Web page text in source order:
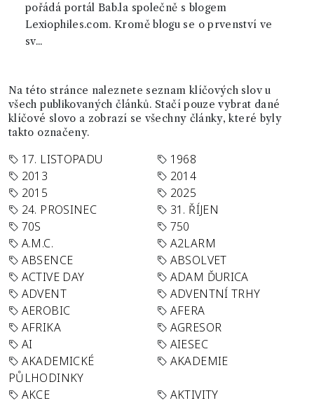
pořádá portál Bab.la společně s blogem
Lexiophiles.com. Kromě blogu se o prvenství ve
sv...
Na této stránce naleznete seznam klíčových slov u
všech publikovaných článků. Stačí pouze vybrat dané
klíčové slovo a zobrazí se všechny články, které byly
takto označeny.
17. LISTOPADU
1968
2013
2014
2015
2025
24. PROSINEC
31. ŘÍJEN
70S
750
A.M.C.
A2LARM
ABSENCE
ABSOLVET
ACTIVE DAY
ADAM ĎURICA
ADVENT
ADVENTNÍ TRHY
AEROBIC
AFERA
AFRIKA
AGRESOR
AI
AIESEC
AKADEMICKÉ
PŮLHODINKY
AKADEMIE
AKCE
AKTIVITY